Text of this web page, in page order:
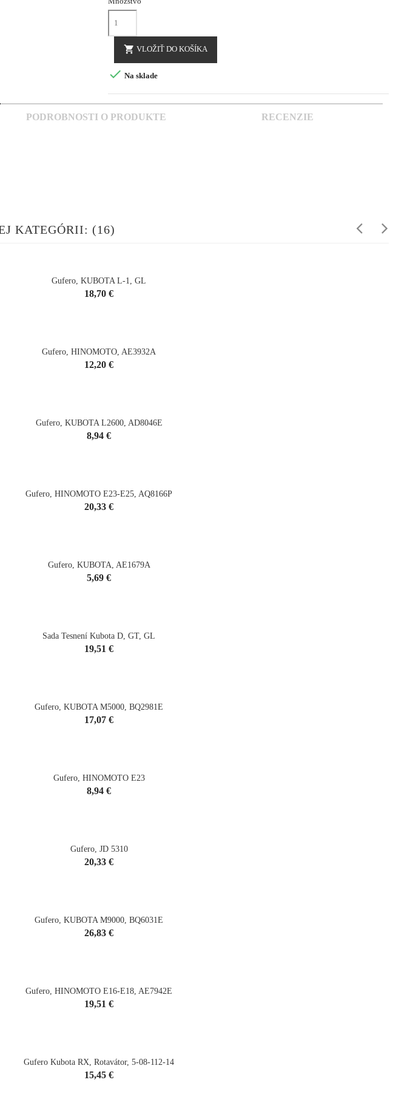
 VLOŽIŤ DO KOŠÍKA
 Na sklade
PODROBNOSTI O PRODUKTE RECENZIE
KATEGÓRII: (16)
Gufero, KUBOTA L-1, GL
Cena
18,70 €
Gufero, HINOMOTO, AE3932A
Cena
12,20 €
Gufero, KUBOTA L2600, AD8046E
Cena
8,94 €
Gufero, HINOMOTO E23-E25, AQ8166P
Cena
20,33 €
Gufero, KUBOTA, AE1679A
Cena
5,69 €
Sada Tesnení Kubota D, GT, GL
Cena
19,51 €
Gufero, KUBOTA M5000, BQ2981E
Cena
17,07 €
Gufero, HINOMOTO E23
Cena
8,94 €
Gufero, JD 5310
Cena
20,33 €
Gufero, KUBOTA M9000, BQ6031E
Cena
26,83 €
Gufero, HINOMOTO E16-E18, AE7942E
Cena
19,51 €
Gufero Kubota RX, Rotavátor, 5-08-112-14
Cena
15,45 €